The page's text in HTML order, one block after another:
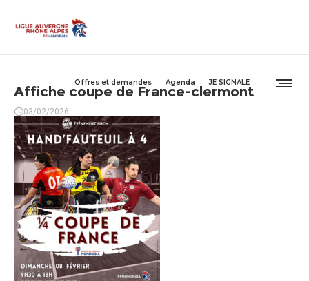
Offres et demandes Agenda JE SIGNALE
Affiche coupe de France-clermont
03/02/2026